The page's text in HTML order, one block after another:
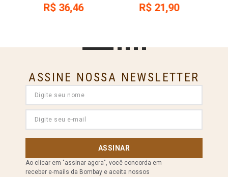
R$ 36,46 R$ 21,90
ASSINE NOSSA NEWSLETTER
ASSINAR
Ao clicar em "assinar agora", você concorda em
receber e-mails da Bombay e aceita nossos